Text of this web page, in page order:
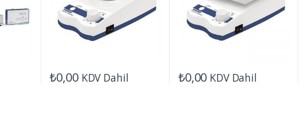
₺0,00 KDV Dahil ₺0,00 KDV Dahil